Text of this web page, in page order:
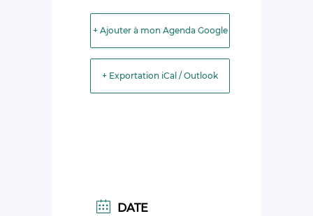
+ Ajouter à mon Agenda Google
+ Exportation iCal / Outlook
DATE